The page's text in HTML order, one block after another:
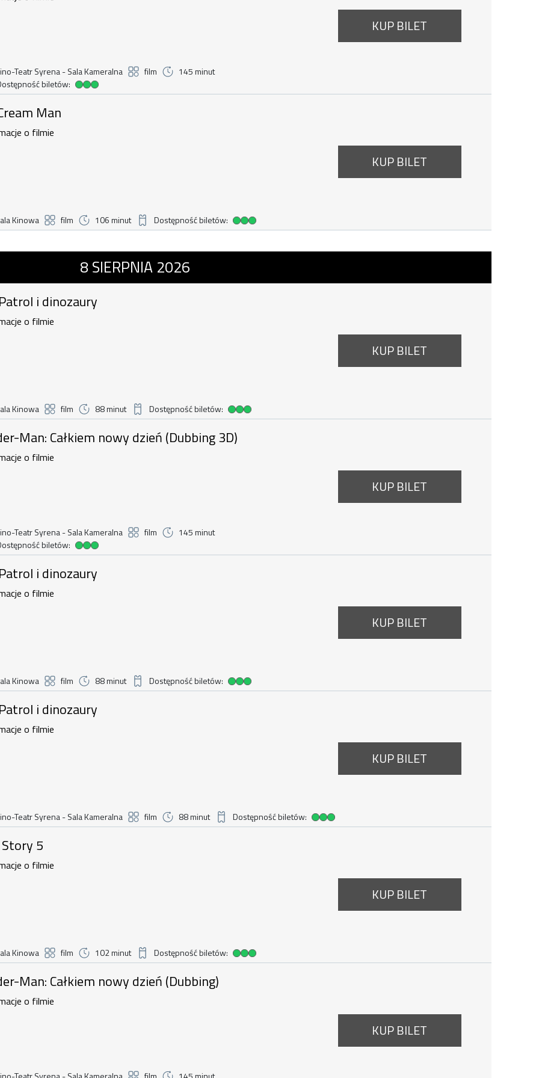
Teatr Syrena - Sala Kameralna film
145 minut
biletów:
biletów
KUP BILET
, 7 sierpnia 2026, godzina 20:55
Man
o filmie
Kinowa film 106 minut Dostępność biletów:
Duża dostępność biletów
KUP BILET
8 SIERPNIA 2026
i dinozaury
o filmie
Kinowa film 88 minut Dostępność biletów:
Duża dostępność biletów
KUP BILET
Całkiem nowy dzień (Dubbing 3D) , 8 sierpnia 2026, godzina 12:30
Man: Całkiem nowy dzień (Dubbing 3D)
o filmie
Teatr Syrena - Sala Kameralna film
145 minut
biletów:
biletów
KUP BILET
i dinozaury , 8 sierpnia 2026, godzina 14:00
i dinozaury
o filmie
Kinowa film 88 minut Dostępność biletów:
Duża dostępność biletów
KUP BILET
i dinozaury , 8 sierpnia 2026, godzina 15:20
i dinozaury
o filmie
Teatr Syrena - Sala Kameralna film 88 minut Dostępność biletów:
Duża dostępność biletów
KUP BILET
5 , 8 sierpnia 2026, godzina 16:00
5
o filmie
Kinowa film 102 minut Dostępność biletów:
Duża dostępność biletów
KUP BILET
Całkiem nowy dzień (Dubbing) , 8 sierpnia 2026, godzina 17:20
Man: Całkiem nowy dzień (Dubbing)
o filmie
KUP BILET